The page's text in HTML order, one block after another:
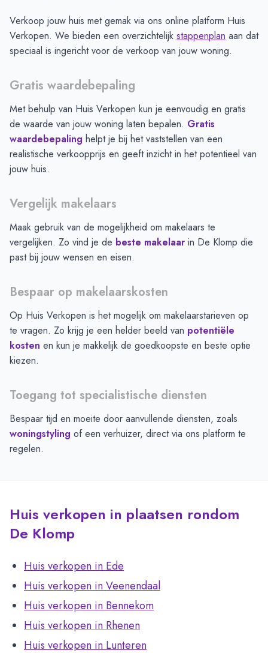
Verkoop jouw huis met gemak via ons online platform Huis
Verkopen. We bieden een overzichtelijk stappenplan aan dat
speciaal is ingericht voor de verkoop van jouw woning.
Gratis waardebepaling
Met behulp van Huis Verkopen kun je eenvoudig en gratis
de waarde van jouw woning laten bepalen. Gratis
waardebepaling helpt je bij het vaststellen van een
realistische verkoopprijs en geeft inzicht in het potentieel van
jouw huis.
Vergelijk makelaars
Maak gebruik van de mogelijkheid om makelaars te
vergelijken. Zo vind je de beste makelaar in De Klomp die
past bij jouw wensen en eisen.
Bespaar op makelaarskosten
Op Huis Verkopen is het mogelijk om makelaarstarieven op
te vragen. Zo krijg je een helder beeld van potentiële
kosten en kun je makkelijk de goedkoopste en beste optie
kiezen.
Toegang tot specialistische diensten
Bespaar tijd en moeite door aanvullende diensten, zoals
woningstyling of een verhuizer, direct via ons platform te
regelen.
Huis verkopen in plaatsen rondom
De Klomp
Huis verkopen in Ede
Huis verkopen in Veenendaal
Huis verkopen in Bennekom
Huis verkopen in Rhenen
Huis verkopen in Lunteren